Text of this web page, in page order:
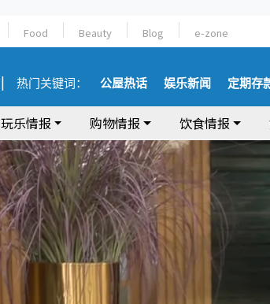
Food Beauty Blog e-zone
热门关键词： 公屋热话 娱乐新闻 定期存
玩乐情报 购物情报 饮食情报